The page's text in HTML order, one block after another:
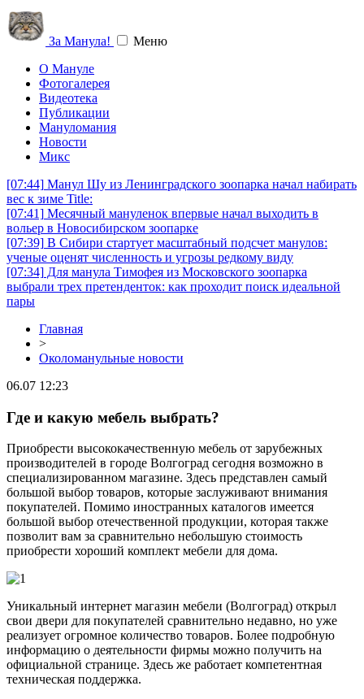
За Манула!
Меню
О Мануле
Фотогалерея
Видеотека
Публикации
Мануломания
Новости
Микс
[07:44] Манул Шу из Ленинградского зоопарка начал набирать
вес к зиме Title:
[07:41] Месячный мануленок впервые начал выходить в
вольер в Новосибирском зоопарке
[07:39] В Сибири стартует масштабный подсчет манулов:
ученые оценят численность и угрозы редкому виду
[07:34] Для манула Тимофея из Московского зоопарка
выбрали трех претенденток: как проходит поиск идеальной
пары
Главная
>
Околоманульные новости
06.07 12:23
Где и какую мебель выбрать?
Приобрести высококачественную мебель от зарубежных
производителей в городе Волгоград сегодня возможно в
специализированном магазине. Здесь представлен самый
большой выбор товаров, которые заслуживают внимания
покупателей. Помимо иностранных каталогов имеется
большой выбор отечественной продукции, которая также
позволит вам за сравнительно небольшую стоимость
приобрести хороший комплект мебели для дома.
Уникальный интернет магазин мебели (Волгоград) открыл
свои двери для покупателей сравнительно недавно, но уже
реализует огромное количество товаров. Более подробную
информацию о деятельности фирмы можно получить на
официальной странице. Здесь же работает компетентная
техническая поддержка.